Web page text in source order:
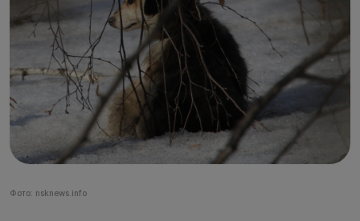
Фото: nsknews.info